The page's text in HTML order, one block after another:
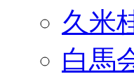
久米
白馬